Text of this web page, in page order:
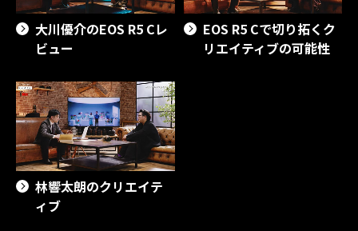
大川優介のEOS R5 Cレ
ビュー
EOS R5 Cで切り拓くク
リエイティブの可能性
林響太朗のクリエイテ
ィブ